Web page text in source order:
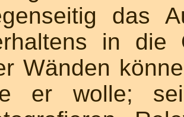
das
in die
Wänden
er wolle;